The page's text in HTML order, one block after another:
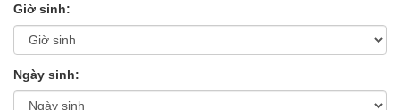
Giờ sinh:
Ngày sinh: